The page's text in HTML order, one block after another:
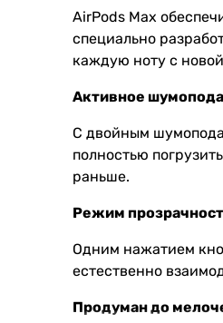
AirPods Max
специально
каждую ноту с
Активное
С двойным
полностью
раньше.
Режим
Одним нажатием
естественно
Продуман до